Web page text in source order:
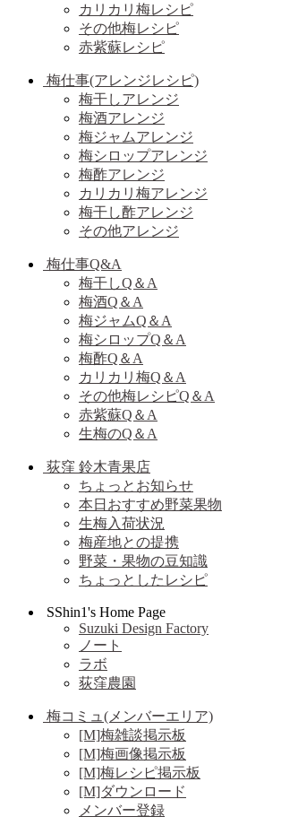
カリカリ梅レシピ
その他梅レシピ
赤紫蘇レシピ
梅仕事(アレンジレシピ)
梅干しアレンジ
梅酒アレンジ
梅ジャムアレンジ
梅シロップアレンジ
梅酢アレンジ
カリカリ梅アレンジ
梅干し酢アレンジ
その他アレンジ
梅仕事Q&A
梅干しQ＆A
梅酒Q＆A
梅ジャムQ＆A
梅シロップQ＆A
梅酢Q＆A
カリカリ梅Q＆A
その他梅レシピQ＆A
赤紫蘇Q＆A
生梅のQ＆A
荻窪 鈴木青果店
ちょっとお知らせ
本日おすすめ野菜果物
生梅入荷状況
梅産地との提携
野菜・果物の豆知識
ちょっとしたレシピ
SShin1's Home Page
Suzuki Design Factory
ノート
ラボ
荻窪農園
梅コミュ(メンバーエリア)
[M]梅雑談掲示板
[M]梅画像掲示板
[M]梅レシピ掲示板
[M]ダウンロード
メンバー登録